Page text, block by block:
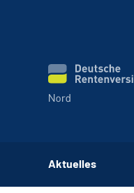
Aktuelles